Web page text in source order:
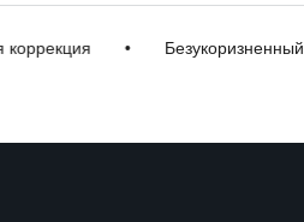
• Безукоризненный стиль